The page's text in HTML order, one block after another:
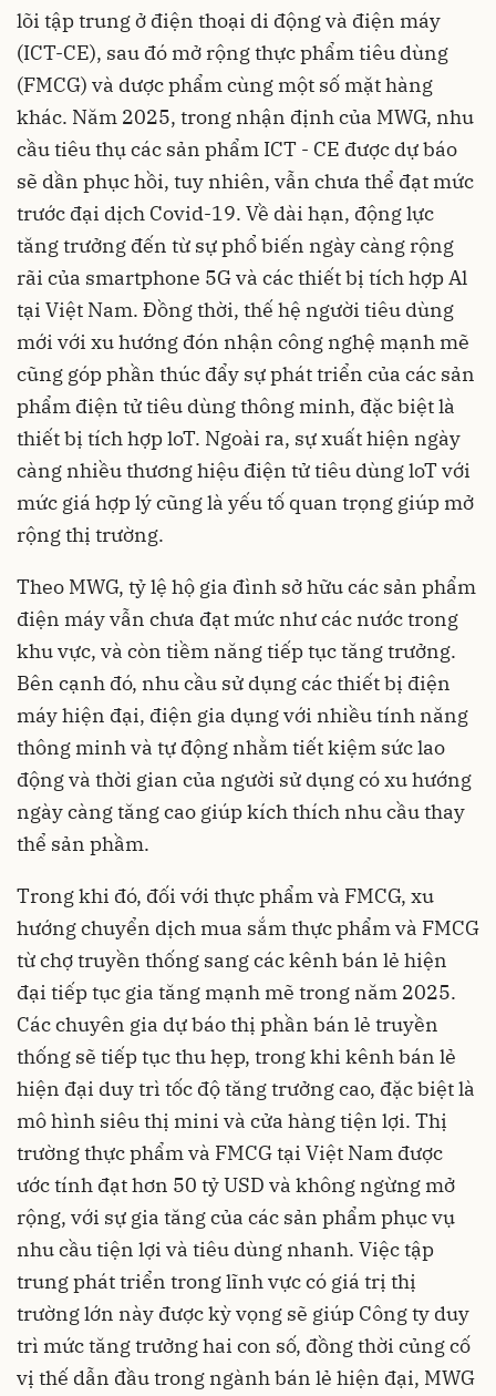
lõi tập trung ở điện thoại di động và điện máy
(ICT-CE), sau đó mở rộng thực phẩm tiêu dùng
(FMCG) và dược phẩm cùng một số mặt hàng
khác. Năm 2025, trong nhận định của MWG, nhu
cầu tiêu thụ các sản phẩm ICT - CE được dự báo
sẽ dần phục hồi, tuy nhiên, vẫn chưa thể đạt mức
trước đại dịch Covid-19. Về dài hạn, động lực
tăng trưởng đến từ sự phổ biến ngày càng rộng
rãi của smartphone 5G và các thiết bị tích hợp Al
tại Việt Nam. Đồng thời, thế hệ người tiêu dùng
mới với xu hướng đón nhận công nghệ mạnh mẽ
cũng góp phần thúc đẩy sự phát triển của các sản
phẩm điện tử tiêu dùng thông minh, đặc biệt là
thiết bị tích hợp loT. Ngoài ra, sự xuất hiện ngày
càng nhiều thương hiệu điện tử tiêu dùng loT với
mức giá hợp lý cũng là yếu tố quan trọng giúp mở
rộng thị trường.
Theo MWG, tỷ lệ hộ gia đình sở hữu các sản phẩm
điện máy vẫn chưa đạt mức như các nước trong
khu vực, và còn tiềm năng tiếp tục tăng trưởng.
Bên cạnh đó, nhu cầu sử dụng các thiết bị điện
máy hiện đại, điện gia dụng với nhiều tính năng
thông minh và tự động nhằm tiết kiệm sức lao
động và thời gian của người sử dụng có xu hướng
ngày càng tăng cao giúp kích thích nhu cầu thay
thể sản phầm.
Trong khi đó, đối với thực phẩm và FMCG, xu
hướng chuyển dịch mua sắm thực phẩm và FMCG
từ chợ truyền thống sang các kênh bán lẻ hiện
đại tiếp tục gia tăng mạnh mẽ trong năm 2025.
Các chuyên gia dự báo thị phần bán lẻ truyền
thống sẽ tiếp tục thu hẹp, trong khi kênh bán lẻ
hiện đại duy trì tốc độ tăng trưởng cao, đặc biệt là
mô hình siêu thị mini và cửa hàng tiện lợi. Thị
trường thực phẩm và FMCG tại Việt Nam được
ước tính đạt hơn 50 tỷ USD và không ngừng mở
rộng, với sự gia tăng của các sản phẩm phục vụ
nhu cầu tiện lợi và tiêu dùng nhanh. Việc tập
trung phát triển trong lĩnh vực có giá trị thị
trường lớn này được kỳ vọng sẽ giúp Công ty duy
trì mức tăng trưởng hai con số, đồng thời củng cố
vị thế dẫn đầu trong ngành bán lẻ hiện đại, MWG